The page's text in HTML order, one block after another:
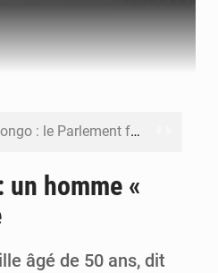
Congo : le Parlement formule 28 recommandations sur le Cadre budgétaire 2027-2029
homme «
âgé de 50 ans, dit